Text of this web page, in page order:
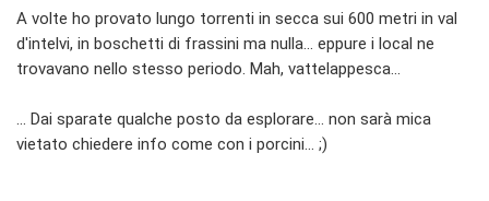
A volte ho provato lungo torrenti in secca sui 600 metri in val
d'intelvi, in boschetti di frassini ma nulla... eppure i local ne
trovavano nello stesso periodo. Mah, vattelappesca...
... Dai sparate qualche posto da esplorare... non sarà mica
vietato chiedere info come con i porcini... ;)